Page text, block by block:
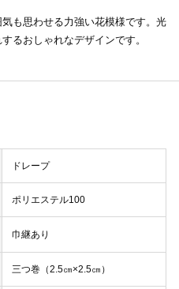
も思わせる力強い花模様です。光
るおしゃれなデザインです。
ドレープ
ポリエステル100
巾継あり
三つ巻（2.5㎝×2.5㎝）